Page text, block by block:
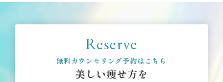
Reserve
無料カウンセリング予約はこちら
美しい痩せ方を